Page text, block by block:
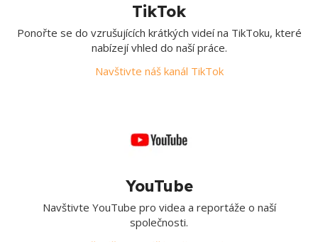
TikTok
Ponořte se do vzrušujících krátkých videí na TikToku, které
nabízejí vhled do naší práce.
Navštivte náš kanál TikTok
YouTube
Navštivte YouTube pro videa a reportáže o naší
společnosti.